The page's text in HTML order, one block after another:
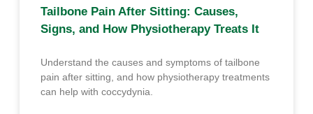
Tailbone Pain After Sitting: Causes,
Signs, and How Physiotherapy Treats It
Understand the causes and symptoms of tailbone
pain after sitting, and how physiotherapy treatments
can help with coccydynia.